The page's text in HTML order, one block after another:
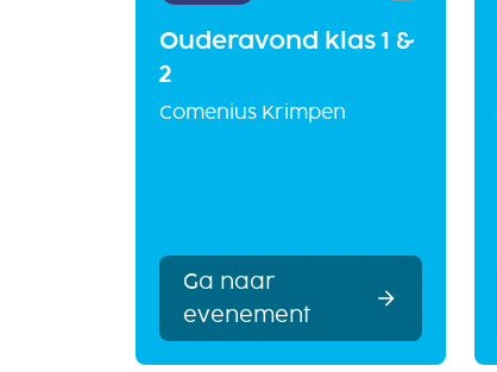
Ouderavond klas 1 &
2
Comenius Krimpen
Ga naar
evenement